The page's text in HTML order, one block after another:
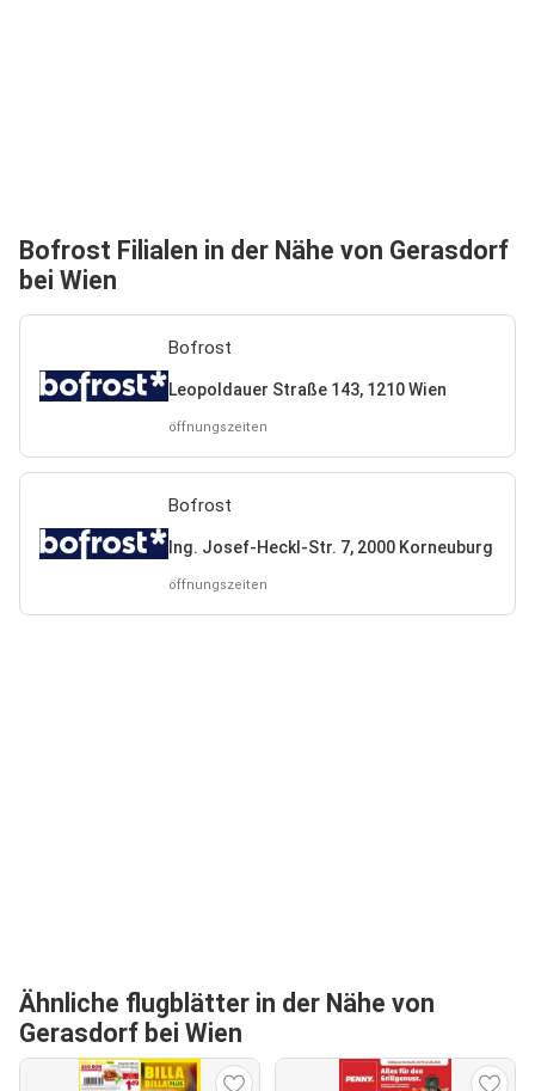
Bofrost Filialen in der Nähe von Gerasdorf
bei Wien
Bofrost
Leopoldauer Straße 143, 1210 Wien
öffnungszeiten
Bofrost
Ing. Josef-Heckl-Str. 7, 2000 Korneuburg
öffnungszeiten
Ähnliche flugblätter in der Nähe von
Gerasdorf bei Wien